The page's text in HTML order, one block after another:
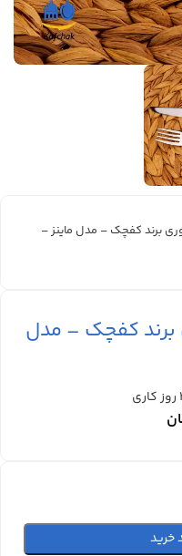
برند کفچک – مدل ماینز –
برند کفچک – مدل
خرید